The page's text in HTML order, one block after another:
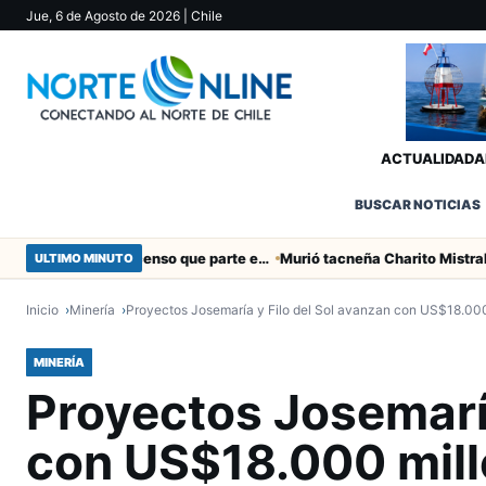
Jue, 6 de Agosto de 2026 | Chile
ACTUALIDAD
BUSCAR NOTICIAS
ULTIMO MINUTO Toda la Fecha 19 del Ascenso que parte este viernes
Inicio Minería Proyectos Josemaría y Filo del Sol avanzan con
MINERÍA
Proyectos
con US$18.000